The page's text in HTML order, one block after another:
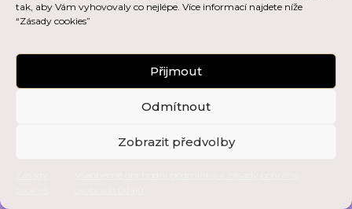
tak, aby Vám vyhovovaly co nejlépe. Více informací najdete níže
“Zásady cookies”
Přijmout
Odmítnout
Zobrazit předvolby